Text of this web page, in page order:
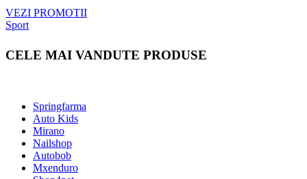
VEZI PROMOTII
Sport
CELE MAI VANDUTE PRODUSE
Springfarma
Auto Kids
Mirano
Nailshop
Autobob
Mxenduro